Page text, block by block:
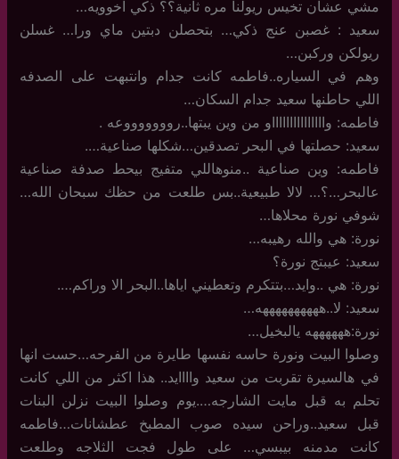
مشي عشان تخيس ريولنا مره ثانية؟؟ ذكي اخوويه…
سعيد : غصبن عنج ذكي… بتحصلن دبتين ماي ورا… غسلن
ريولكن وركبن…
وهم في السياره..فاطمه كانت جدام وانتبهت على الصدفه
اللي حاطنها سعيد جدام السكان…
فاطمه: واااااااااااااااو من وين يبتها..روووووووعه .
سعيد: حصلتها في البحر تصدقين…شكلها صناعية….
فاطمه: وين صناعية ..منوهاللي متفيج بيحط صدفة صناعية
عالبحر…؟… لالا طبيعية..بس طلعت من حظك سبحان الله…
شوفي نورة محلاها…
نورة: هي والله رهيبه…
سعيد: عيبتج نورة؟
نورة: هي ..وايد…بتتكرم وتعطيني اياها..البحر الا وراكم….
سعيد: لا..ههههههههههه…
نورة:ههههههه يالبخيل…
وصلوا البيت ونورة حاسه نفسها طايرة من الفرحه…حست انها
في هالسيرة تقربت من سعيد واااايد.. هذا اكثر من اللي كانت
تحلم به قبل مايت الشارجه….يوم وصلوا البيت نزلن البنات
قبل سعيد..وراحن سيده صوب المطبخ عطشانات…فاطمه
كانت مدمنه بيبسي… على طول فجت الثلاجه وطلعت